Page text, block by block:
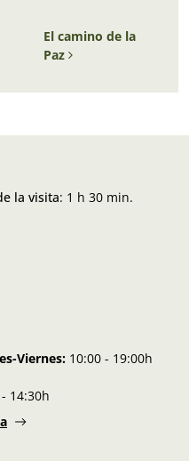
El camino de la
Paz
la visita: 1 h 30 min.
Viernes: 10:00 - 19:00h
14:30h